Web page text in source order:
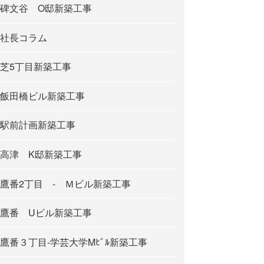
碑文谷 O邸新築工事
社長コラム
芝5丁目新築工事
飯田橋ビル新築工事
駅前計画新築工事
高津 K邸新築工事
鷹番2丁目 - Ｍビル新築工事
鷹番 Uビル新築工事
鷹番３丁目-学芸大学Mﾋﾞﾙ新築工事